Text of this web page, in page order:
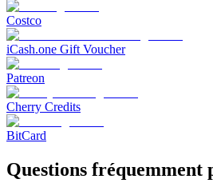
Costco
iCash.one Gift Voucher
Patreon
Cherry Credits
BitCard
Questions fréquemment